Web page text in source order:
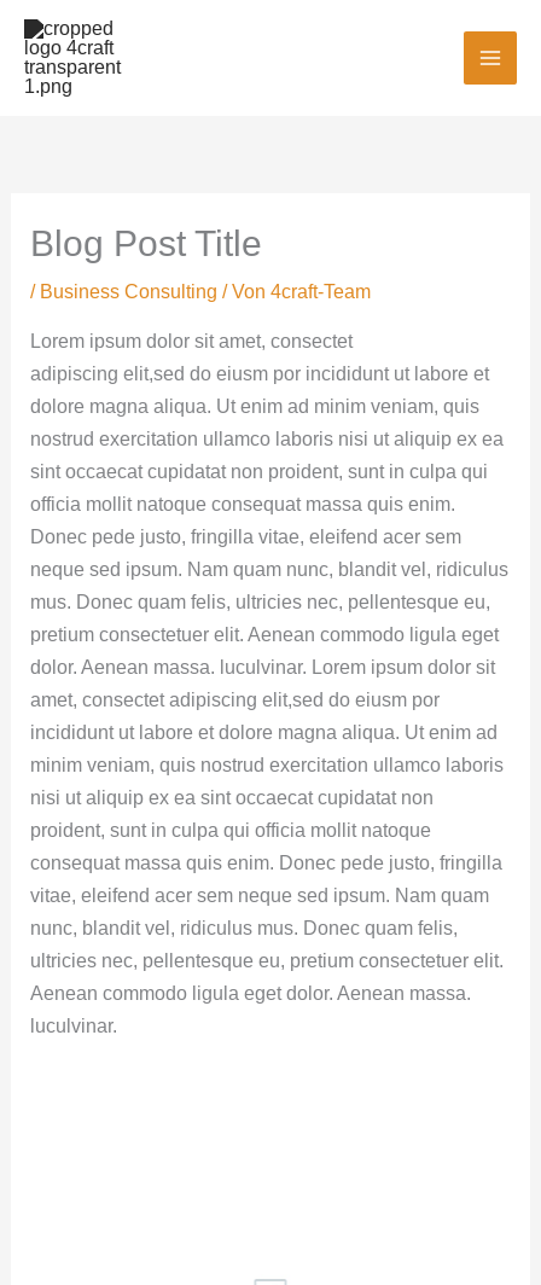
Zum
Inhalt
springen
Blog Post Title
/ Business Consulting / Von 4craft-Team
Lorem ipsum dolor sit amet, consectet
adipiscing elit,sed do eiusm por incididunt ut labore et
dolore magna aliqua. Ut enim ad minim veniam, quis
nostrud exercitation ullamco laboris nisi ut aliquip ex ea
sint occaecat cupidatat non proident, sunt in culpa qui
officia mollit natoque consequat massa quis enim.
Donec pede justo, fringilla vitae, eleifend acer sem
neque sed ipsum. Nam quam nunc, blandit vel, ridiculus
mus. Donec quam felis, ultricies nec, pellentesque eu,
pretium consectetuer elit. Aenean commodo ligula eget
dolor. Aenean massa. luculvinar. Lorem ipsum dolor sit
amet, consectet adipiscing elit,sed do eiusm por
incididunt ut labore et dolore magna aliqua. Ut enim ad
minim veniam, quis nostrud exercitation ullamco laboris
nisi ut aliquip ex ea sint occaecat cupidatat non
proident, sunt in culpa qui officia mollit natoque
consequat massa quis enim. Donec pede justo, fringilla
vitae, eleifend acer sem neque sed ipsum. Nam quam
nunc, blandit vel, ridiculus mus. Donec quam felis,
ultricies nec, pellentesque eu, pretium consectetuer elit.
Aenean commodo ligula eget dolor. Aenean massa.
luculvinar.